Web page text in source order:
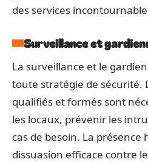
des services
Surveillance et
La surveillance et le
toute stratégie de sécurité.
qualifiés et formés sont
les locaux, prévenir les
cas de besoin. La
dissuasion efficace contre